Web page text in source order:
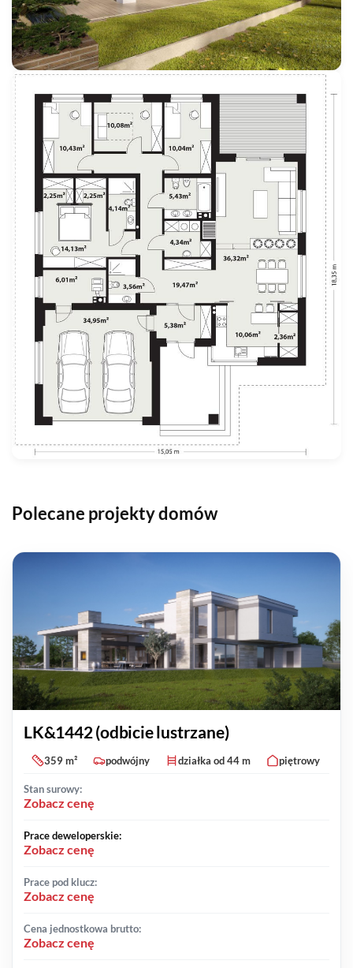
Polecane projekty domów
LK&1442 (odbicie lustrzane)
359 m² podwójny działka od 44 m piętrowy
Stan surowy:
Zobacz cenę
Prace deweloperskie:
Zobacz cenę
Prace pod klucz:
Zobacz cenę
Cena jednostkowa brutto:
Zobacz cenę